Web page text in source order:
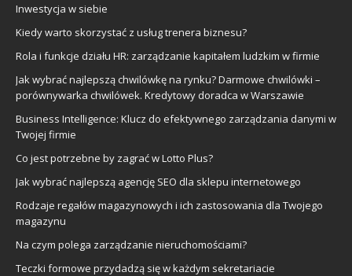
Inwestycja w siebie
Kiedy warto skorzystać z usług trenera biznesu?
Rola i funkcje działu HR: zarządzanie kapitałem ludzkim w firmie
Jak wybrać najlepszą chwilówkę na rynku? Darmowe chwilówki –
porównywarka chwilówek. Kredytowy doradca w Warszawie
Business Intelligence: Klucz do efektywnego zarządzania danymi w
Twojej firmie
Co jest potrzebne by zagrać w Lotto Plus?
Jak wybrać najlepszą agencję SEO dla sklepu internetowego
Rodzaje regałów magazynowych i ich zastosowania dla Twojego
magazynu
Na czym polega zarządzanie nieruchomościami?
Teczki formowe przydadzą się w każdym sekretariacie